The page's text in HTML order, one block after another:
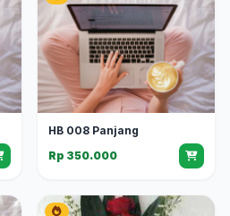
HB 008 Panjang
Rp 350.000